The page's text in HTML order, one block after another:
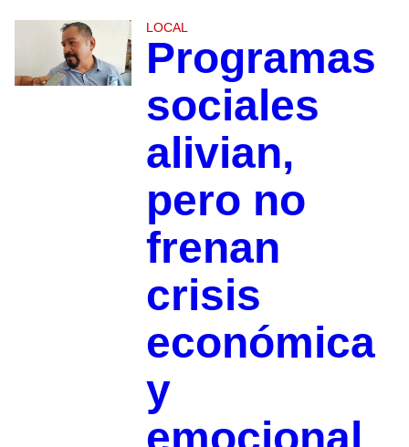
LOCAL
Programas
sociales
alivian,
pero no
frenan
crisis
económica
y